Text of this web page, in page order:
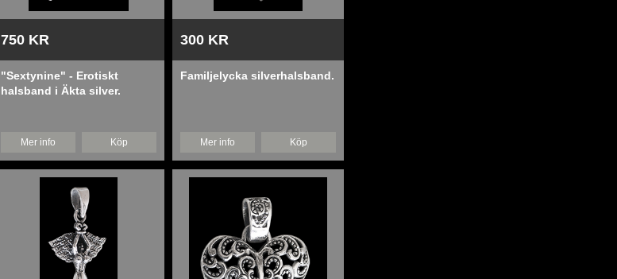
750 KR
"Sextynine" - Erotiskt
halsband i Äkta silver.
Mer info Köp
300 KR
Familjelycka silverhalsband.
Mer info Köp